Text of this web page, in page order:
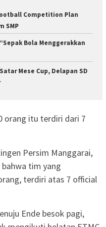
Competition Plan
SMP
Bola Menggerakkan
Mese Cup, Delapan SD
orang itu terdiri dari 7
Persim Manggarai,
tim yang
terdiri atas 7 official
Ende besok pagi,